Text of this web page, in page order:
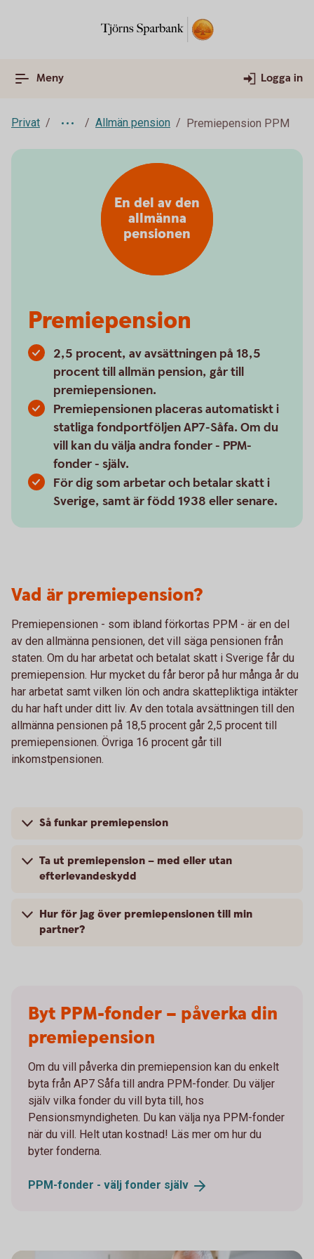
Meny Logga in
Privat Allmän pension Premiepension PPM
Premiepension
2,5 procent, av avsättningen på 18,5
procent till allmän pension, går till
premiepensionen.
Premiepensionen placeras automatiskt i
statliga fondportföljen AP7-Såfa. Om du
vill kan du välja andra fonder - PPM-
fonder - själv.
För dig som arbetar och betalar skatt i
Sverige, samt är född 1938 eller senare.
En del av den
allmänna
pensionen
Vad är premiepension?
Premiepensionen - som ibland förkortas PPM - är en del
av den allmänna pensionen, det vill säga pensionen från
staten. Om du har arbetat och betalat skatt i Sverige får du
premiepension. Hur mycket du får beror på hur många år du
har arbetat samt vilken lön och andra skattepliktiga intäkter
du har haft under ditt liv. Av den totala avsättningen till den
allmänna pensionen på 18,5 procent går 2,5 procent till
premiepensionen. Övriga 16 procent går till
inkomstpensionen.
Så funkar premiepension
Ta ut premiepension – med eller utan
efterlevandeskydd
Hur för jag över premiepensionen till min
partner?
Byt PPM-fonder – påverka din
premiepension
Om du vill påverka din premiepension kan du enkelt
byta från AP7 Såfa till andra PPM-fonder. Du väljer
själv vilka fonder du vill byta till, hos
Pensionsmyndigheten. Du kan välja nya PPM-fonder
när du vill. Helt utan kostnad! Läs mer om hur du
byter fonderna.
PPM-fonder - välj fonder själv